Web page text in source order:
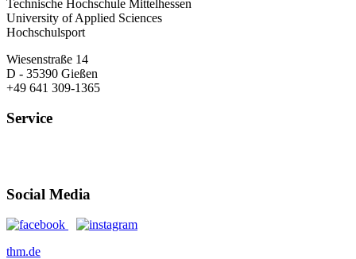
Technische Hochschule Mittelhessen
University of Applied Sciences
Hochschulsport
Wiesenstraße 14
D - 35390 Gießen
+49 641 309-1365
Service
Social Media
thm.de